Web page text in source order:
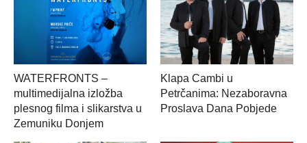
WATERFRONTS –
multimedijalna izložba
plesnog filma i slikarstva u
Zemuniku Donjem
Klapa Cambi u
Petrčanima: Nezaboravna
Proslava Dana Pobjede